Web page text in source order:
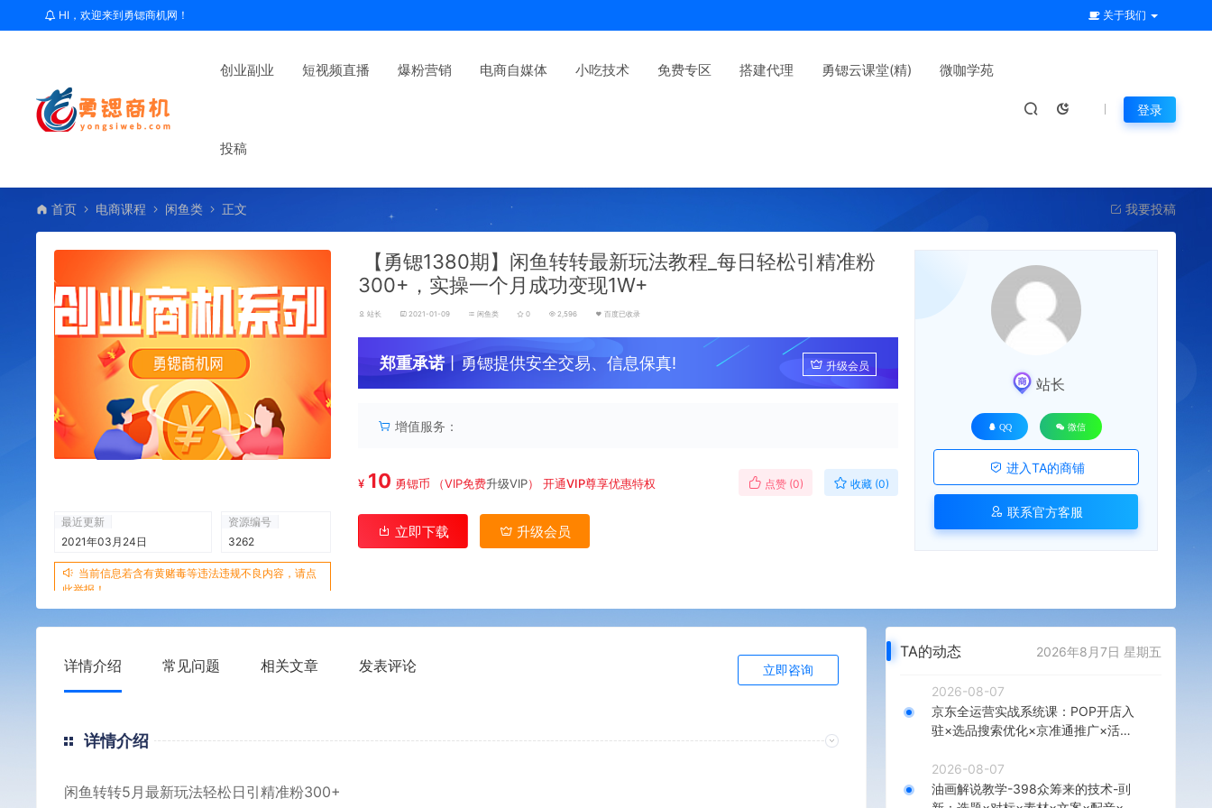
HI，欢迎来到勇锶商机网！ 关于我们
创业副业 短视频直播 爆粉营销 电商自媒体 小吃技术 免费专区 搭建代理 勇锶云课堂(精) 微咖学苑
投稿
登录
首页 电商课程 闲鱼类 正文 我要投稿
最近更新
2021年03月24日
资源编号
3262
当前信息若含有黄赌毒等违法违规不良内容，请点
此举报！
【勇锶1380期】闲鱼转转最新玩法教程_每日轻松引精准粉
300+，实操一个月成功变现1W+
站长 2021-01-09 闲鱼类 0 2,596 百度已收录
郑重承诺丨勇锶提供安全交易、信息保真! 升级会员
增值服务：
¥ 10 勇锶币 （VIP免费升级VIP）开通VIP尊享优惠特权 点赞 (0) 收藏 (0)
立即下载 升级会员
站长
QQ 微信
进入TA的商铺
联系官方客服
详情介绍 常见问题 相关文章 发表评论 立即咨询
详情介绍
闲鱼转转5月最新玩法轻松日引精准粉300+
TA的动态 2026年8月7日 星期五
2026-08-07
京东全运营实战系统课：POP开店入
驻×选品搜索优化×京准通推广×活动
2026-08-07
油画解说教学-398众筹来的技术-刯